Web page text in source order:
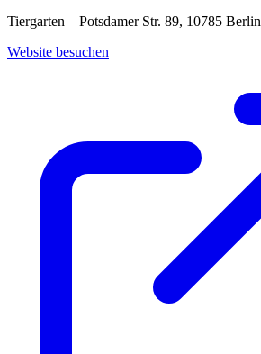
Tiergarten – Potsdamer Str. 89, 10785 Berlin
Website besuchen